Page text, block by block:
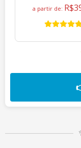
a partir de: